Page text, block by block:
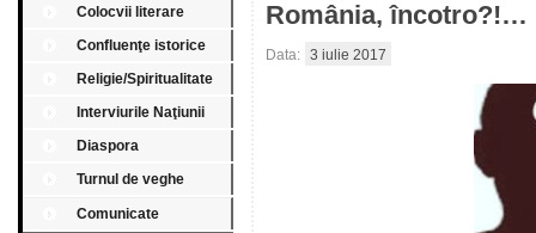
Colocvii literare
Confluenţe istorice
Religie/Spiritualitate
Interviurile Naţiunii
Diaspora
Turnul de veghe
Comunicate
România, încotro?!…
Data: 3 iulie 2017